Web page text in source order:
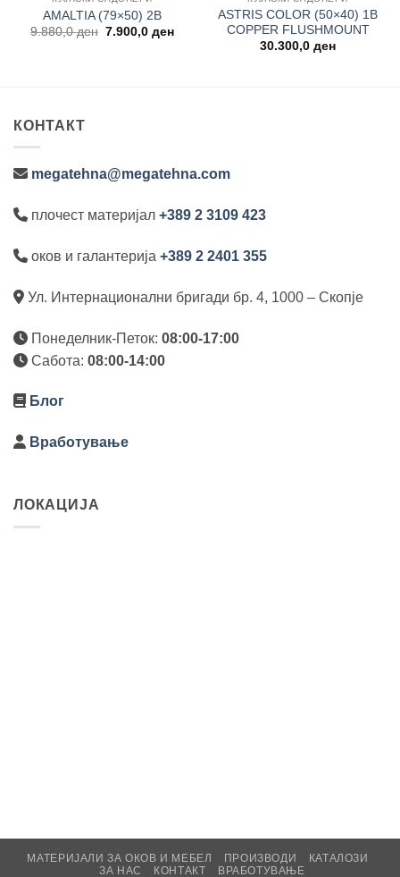
AMALTIA (79×50) 2B
9.880,0ден Original
7.900,0денCurrent
ASTRIS COLOR (50×40) 1B
COPPER FLUSHMOUNT
30.300,0 ден
КОНТАКТ
megatehna@megatehna.com
плочест материјал +389 2 3109 423
оков и галантерија +389 2 2401 355
Ул. Интернационални бригади бр. 4, 1000 – Скопје
Понеделник-Петок: 08:00-17:00
Сабота: 08:00-14:00
Блог
Вработување
ЛОКАЦИЈА
МАТЕРИЈАЛИ ЗА ОКОВ И МЕБЕЛ ПРОИЗВОДИ
КАТАЛОЗИ
ЗА НАС
КОНТАКТ ВРАБОТУВАЊЕ